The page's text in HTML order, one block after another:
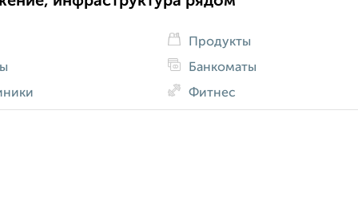
Продукты
Банкоматы
Фитнес